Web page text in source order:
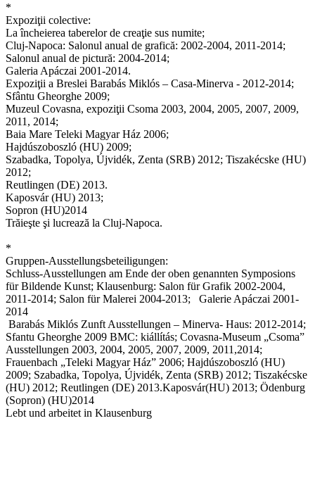
*
Expoziţii colective:
La încheierea taberelor de creaţie sus numite;
Cluj-Napoca: Salonul anual de grafică: 2002-2004, 2011-2014;
Salonul anual de pictură: 2004-2014;
Galeria Apáczai 2001-2014.
Expoziţii a Breslei Barabás Miklós – Casa-Minerva - 2012-2014;
Sfântu Gheorghe 2009;
Muzeul Covasna, expoziţii Csoma 2003, 2004, 2005, 2007, 2009,
2011, 2014;
Baia Mare Teleki Magyar Ház 2006;
Hajdúszoboszló (HU) 2009;
Szabadka, Topolya, Újvidék, Zenta (SRB) 2012; Tiszakécske (HU)
2012;
Reutlingen (DE) 2013.
Kaposvár (HU) 2013;
Sopron (HU)2014
Trăieşte şi lucrează la Cluj-Napoca.
*
Gruppen-Ausstellungsbeteiligungen:
Schluss-Ausstellungen am Ende der oben genannten Symposions
für Bildende Kunst; Klausenburg: Salon für Grafik 2002-2004,
2011-2014; Salon für Malerei 2004-2013; Galerie Apáczai 2001-
2014
Barabás Miklós Zunft Ausstellungen – Minerva- Haus: 2012-2014;
Sfantu Gheorghe 2009 BMC: kiállítás; Covasna-Museum „Csoma”
Ausstellungen 2003, 2004, 2005, 2007, 2009, 2011,2014;
Frauenbach „Teleki Magyar Ház” 2006; Hajdúszoboszló (HU)
2009; Szabadka, Topolya, Újvidék, Zenta (SRB) 2012; Tiszakécske
(HU) 2012; Reutlingen (DE) 2013.Kaposvár(HU) 2013; Ödenburg
(Sopron) (HU)2014
Lebt und arbeitet in Klausenburg